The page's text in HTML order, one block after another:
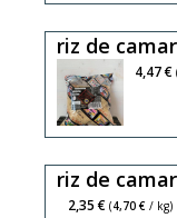
riz de
4,47 €
riz de
2,35 € (4,70 € / kg)